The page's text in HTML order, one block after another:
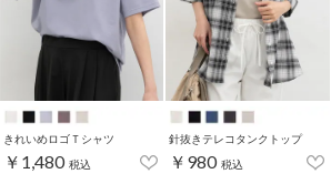
きれいめロゴＴシャツ
￥1,480 税込
針抜きテレコタンクトップ
￥980 税込